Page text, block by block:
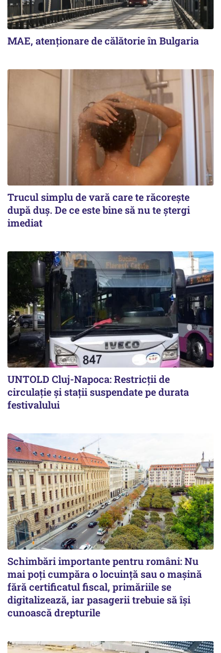
MAE, atenționare de călătorie în Bulgaria
Trucul simplu de vară care te răcorește
după duș. De ce este bine să nu te ștergi
imediat
UNTOLD Cluj-Napoca: Restricții de
circulație și stații suspendate pe durata
festivalului
Schimbări importante pentru români: Nu
mai poți cumpăra o locuință sau o mașină
fără certificatul fiscal, primăriile se
digitalizează, iar pasagerii trebuie să își
cunoască drepturile